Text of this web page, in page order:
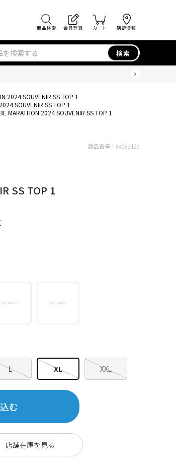
商品検索 会員登録 カート 店舗情報
検索
2024 SOUVENIR SS TOP 1
SOUVENIR SS TOP 1
MARATHON 2024 SOUVENIR SS TOP 1
SS TOP 1
L XL XXL
む
商品番号： 84583129